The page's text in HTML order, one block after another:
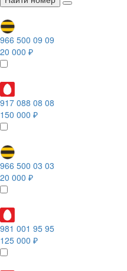
966 500 09 09
20 000 ₽
917 088 08 08
150 000 ₽
966 500 03 03
20 000 ₽
981 001 95 95
125 000 ₽